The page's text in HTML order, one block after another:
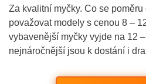
Za kvalitní myčky. Co se
považovat modely s cenou 8 –
vybavenější myčky vyjde na 12
nejnáročnější jsou k dostání i